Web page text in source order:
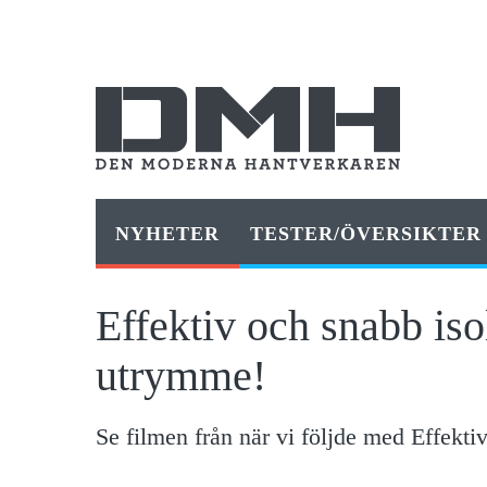
NYHETER TESTER/ÖVERSIKTER
Effektiv och snabb
utrymme!
Se filmen från när vi följde med